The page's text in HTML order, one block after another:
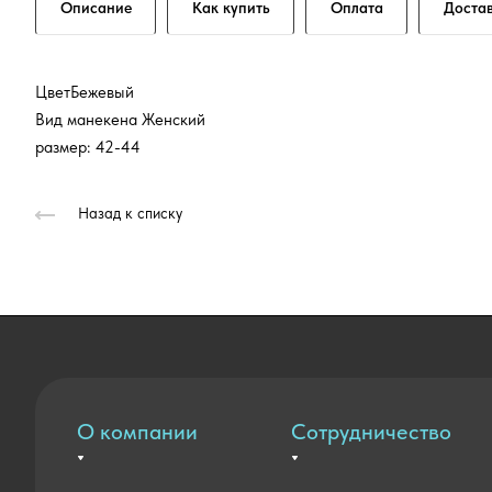
Описание Как купить Оплата
ЦветБежевый
Вид манекена Женский
размер: 42-44
Назад к списку
О компании Сотрудничество